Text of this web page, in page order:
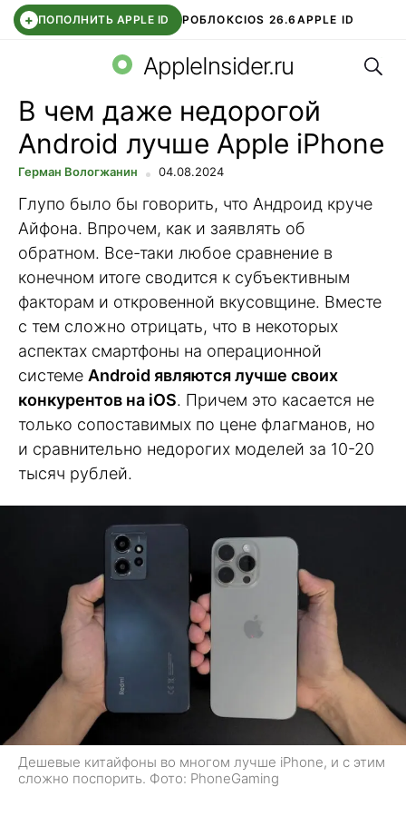
+ ПОПОЛНИТЬ APPLE ID РОБЛОКСIOS 26.6 APPLE ID
WHATSAPP DDE STOREAPP STOREOZON БАНК
AppleInsider.ru
В чем даже недорогой
Android лучше Apple iPhone
Герман Вологжанин 04.08.2024
Глупо было бы говорить, что Андроид круче
Айфона. Впрочем, как и заявлять об
обратном. Все-таки любое сравнение в
конечном итоге сводится к субъективным
факторам и откровенной вкусовщине. Вместе
с тем сложно отрицать, что в некоторых
аспектах смартфоны на операционной
системе Android являются лучше своих
конкурентов на iOS. Причем это касается не
только сопоставимых по цене флагманов, но
и сравнительно недорогих моделей за 10-20
тысяч рублей.
Дешевые китайфоны во многом лучше iPhone, и с этим
сложно поспорить. Фото: PhoneGaming